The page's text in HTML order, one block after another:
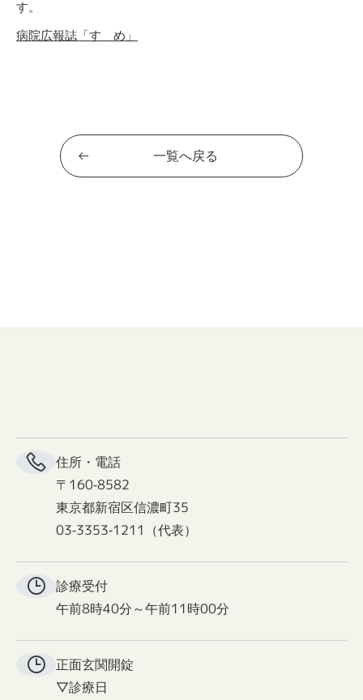
す。
病院広報誌「すゝめ」
一覧へ戻る
住所・電話
〒160-8582
東京都新宿区信濃町35
03-3353-1211（代表）
診療受付
午前8時40分～午前11時00分
正面玄関開錠
▽診療日